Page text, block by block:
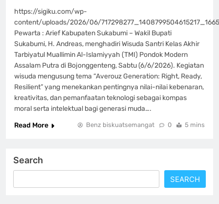
https://sigiku.com/wp-
content/uploads/2026/06/
Pewarta : Arief Kabupaten Sukabumi – Wakil Bupati
Sukabumi, H. Andreas, menghadiri Wisuda Santri Kelas Akhir
Tarbiyatul Muallimin Al-Islamiyyah (TMI) Pondok Modern
Assalam Putra di Bojonggenteng, Sabtu (6/6/2026). Kegiatan
wisuda mengusung tema “Averouz Generation: Right, Ready,
Resilient” yang menekankan pentingnya nilai-nilai kebenaran,
kreativitas, dan pemanfaatan teknologi sebagai kompas
moral serta intelektual bagi generasi muda….
Read More
Benz biskuatsemangat 0 5 mins
Search
SEARCH